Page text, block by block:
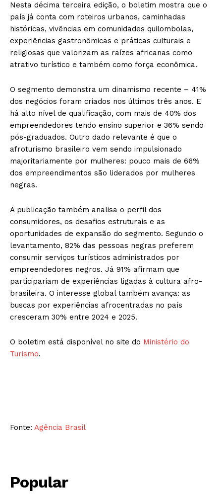
Nesta décima terceira edição, o boletim mostra que o
país já conta com roteiros urbanos, caminhadas
históricas, vivências em comunidades quilombolas,
experiências gastronômicas e práticas culturais e
religiosas que valorizam as raízes africanas como
atrativo turístico e também como força econômica.
O segmento demonstra um dinamismo recente – 41%
dos negócios foram criados nos últimos três anos. E
há alto nível de qualificação, com mais de 40% dos
empreendedores tendo ensino superior e 36% sendo
pós-graduados. Outro dado relevante é que o
afroturismo brasileiro vem sendo impulsionado
majoritariamente por mulheres: pouco mais de 66%
dos empreendimentos são liderados por mulheres
negras.
A publicação também analisa o perfil dos
consumidores, os desafios estruturais e as
oportunidades de expansão do segmento. Segundo o
levantamento, 82% das pessoas negras preferem
consumir serviços turísticos administrados por
empreendedores negros. Já 91% afirmam que
participariam de experiências ligadas à cultura afro-
brasileira. O interesse global também avança: as
buscas por experiências afrocentradas no país
cresceram 30% entre 2024 e 2025.
O boletim está disponível no site do Ministério do
Turismo.
Fonte: Agência Brasil
Popular